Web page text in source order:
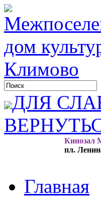
ДЛЯ
пл.
Главная